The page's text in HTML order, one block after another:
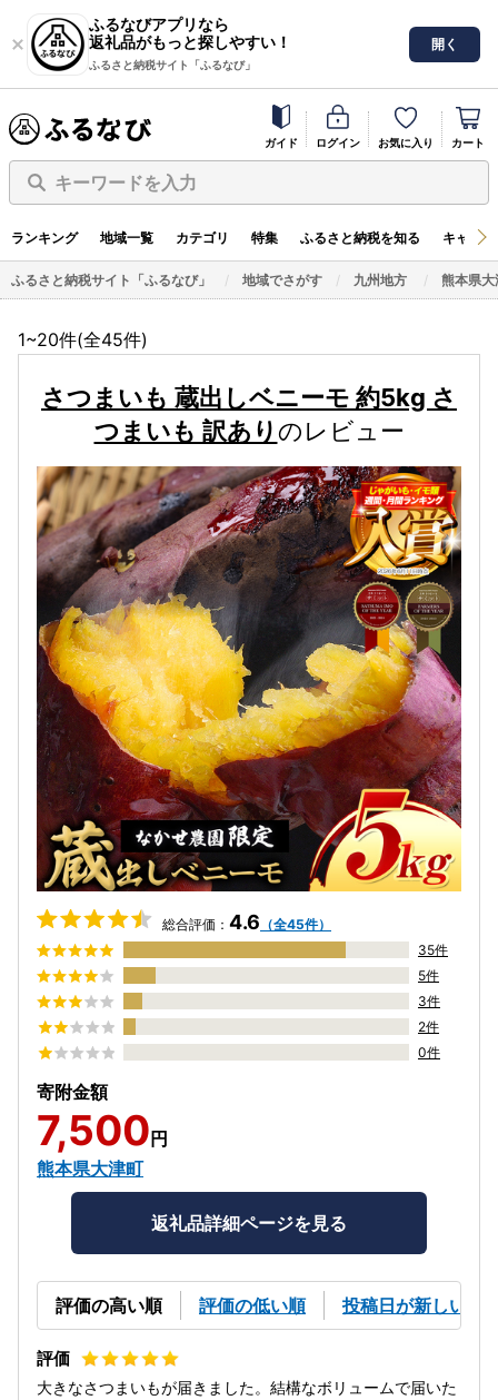
ふるなびアプリなら
返礼品がもっと探しやすい！
ふるさと納税サイト「ふるなび」
開く
ガイド ログイン お気に入り カート
キーワードを入力
ランキング 地域一覧 カテゴリ 特集 ふるさと納税を知る キャン
ふるさと納税サイト「ふるなび」 地域でさがす 九州地方 熊本県大
1~20件(全45件)
さつまいも 蔵出しベニーモ 約5kg さ
つまいも 訳ありのレビュー
総合評価： 4.6 （全45件）
35件
5件
3件
2件
0件
寄附金額
7,500 円
熊本県大津町
返礼品詳細ページを見る
評価の高い順 評価の低い順 投稿日が新しい順
大きなさつまいもが届きました。結構なボリュームで届いた